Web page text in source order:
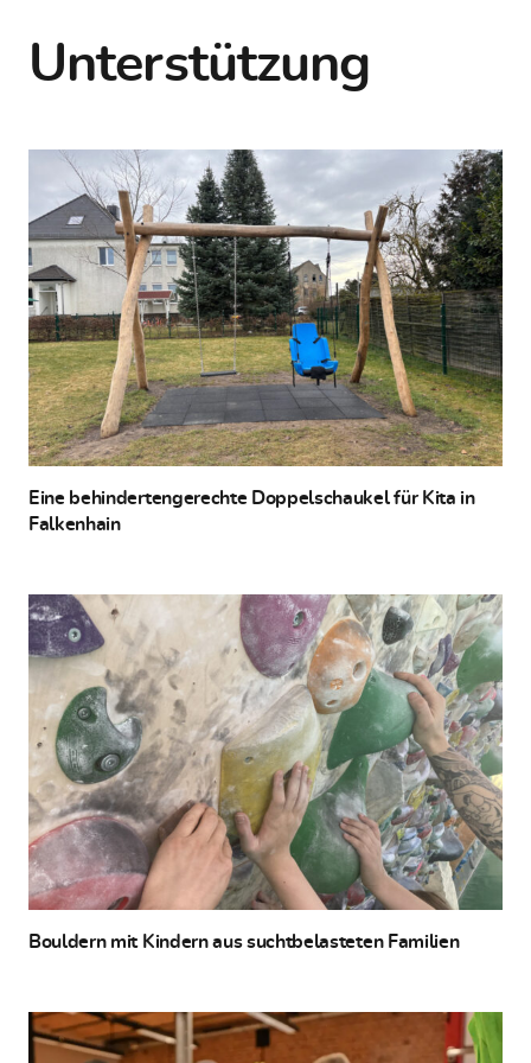
Unterstützung
Eine behindertengerechte Doppelschaukel für Kita in
Falkenhain
Bouldern mit Kindern aus suchtbelasteten Familien